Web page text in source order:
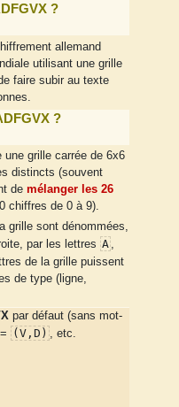
?
allemand
utilisant une grille
faire subir au texte
?
grille carrée de 6x6
distincts (souvent
de mélanger les 26
chiffres de 0 à 9).
grille sont dénommées,
par les lettres A
de la grille puissent
de type (ligne,
par défaut (sans mot-
= (V,D)
, etc.